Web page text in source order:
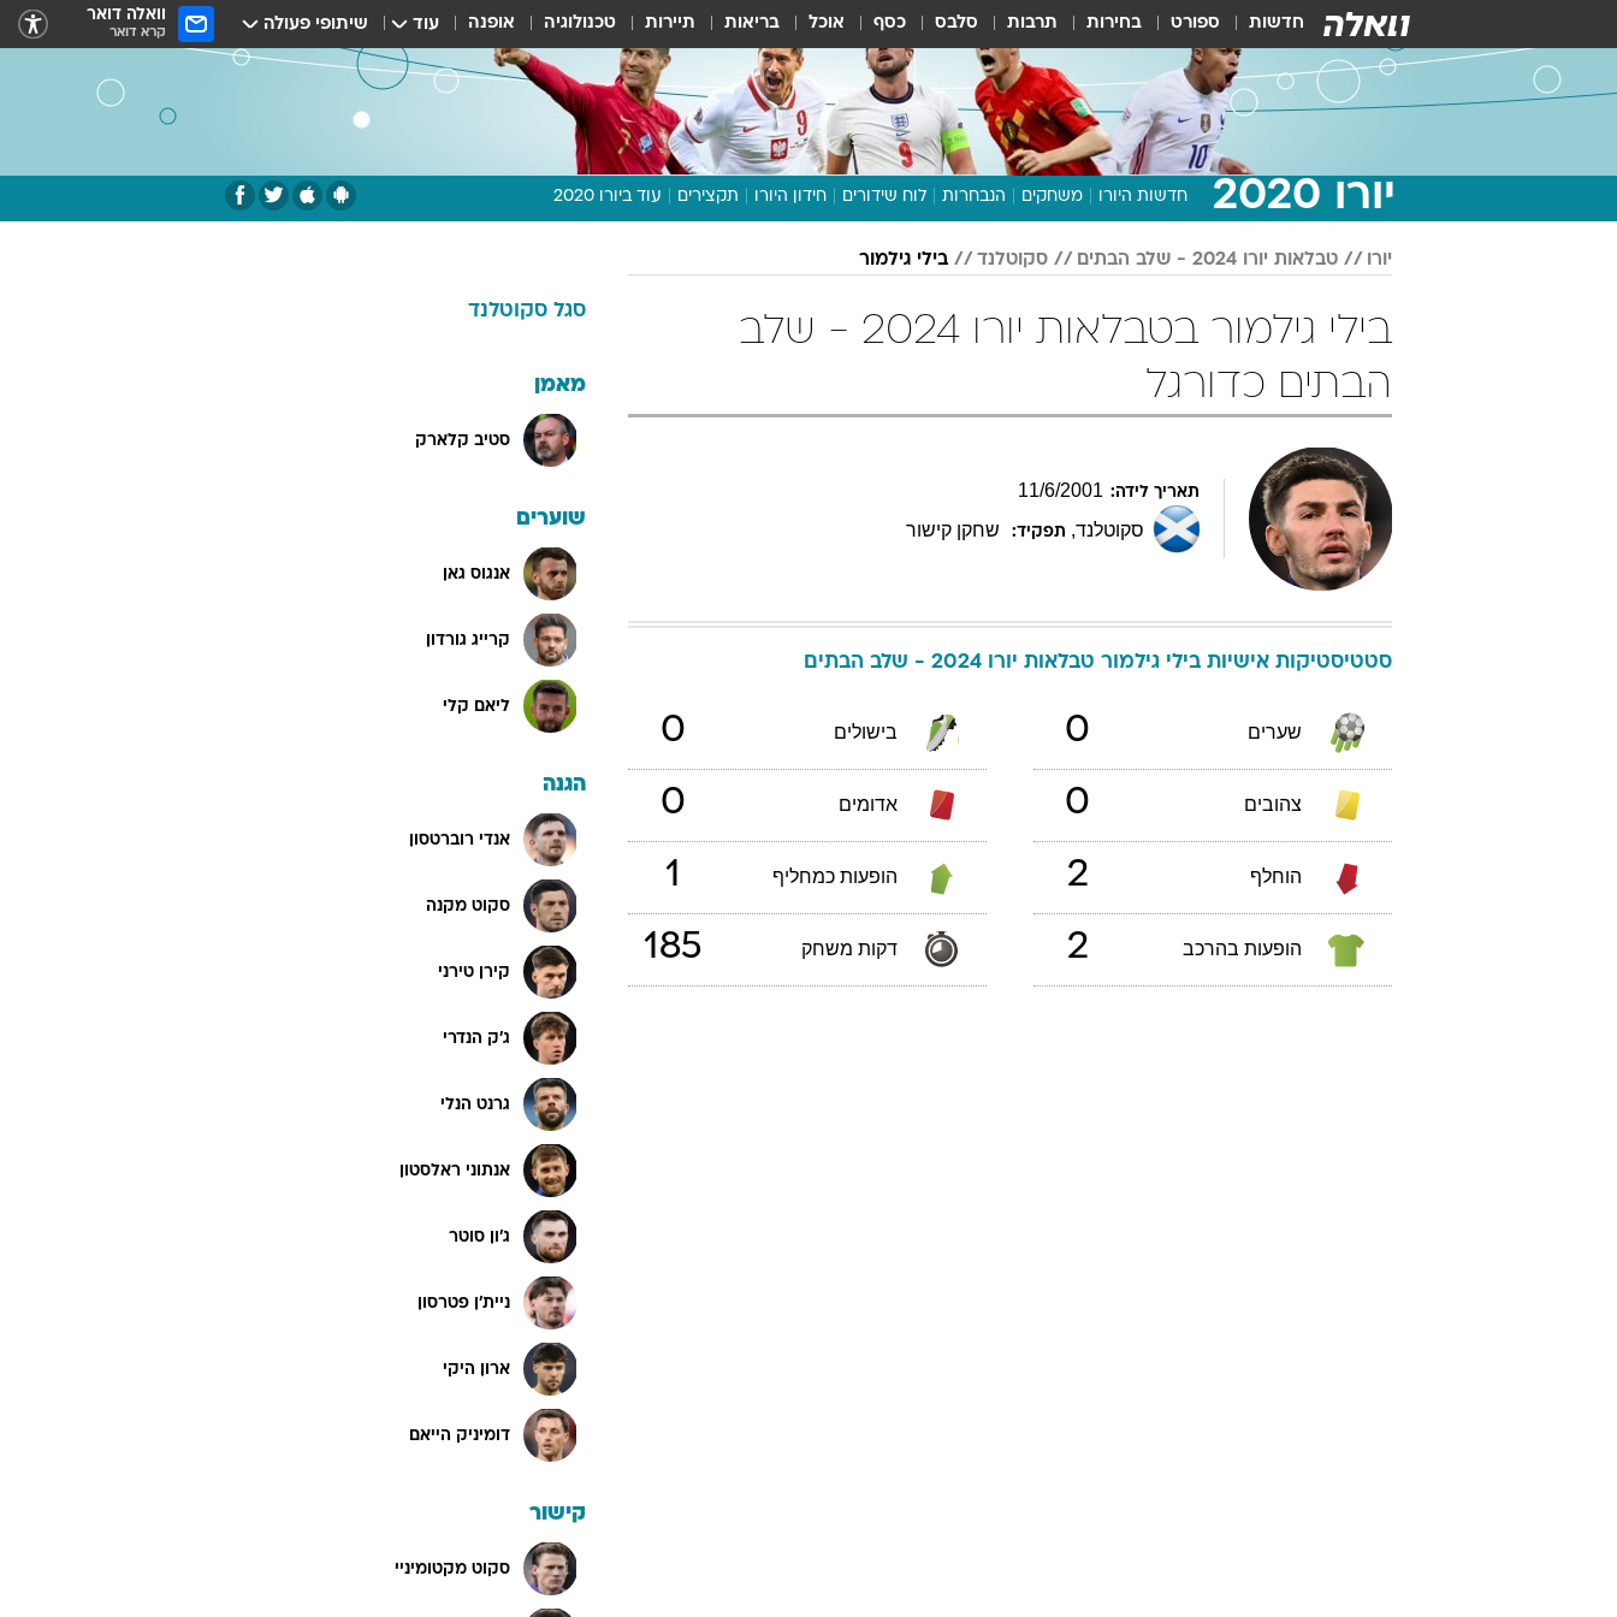
חדשות ספורט בחירות תרבות סלבס כסף אוכל בריאות תיירות טכנולוגיה אופנה עוד שיתופי פעולה וואלה דואר
קרא דואר
יורו 2020 חדשות היורו משחקים הנבחרות לוח שידורים חידון היורו תקצירים עוד ביורו 2020
תכנית היורו
דעות ופרשנויות
וואלה! ספורט
יורו טבלאות יורו 2024 - שלב הבתים סקוטלנד בילי גילמור
בילי גילמור בטבלאות יורו 2024 - שלב
הבתים כדורגל
תאריך לידה: 11/6/2001
סקוטלנד, תפקיד: שחקן קישור
סטטיסטיקות אישיות בילי גילמור טבלאות יורו 2024 - שלב הבתים
שערים 0 בישולים 0
צהובים 0 אדומים 0
הוחלף 2 הופעות כמחליף 1
הופעות בהרכב 2 דקות משחק 185
סגל סקוטלנד
מאמן
סטיב קלארק
שוערים
אנגוס גאן
קרייג גורדון
ליאם קלי
הגנה
אנדי רוברטסון
סקוט מקנה
קירן טירני
ג'ק הנדרי
גרנט הנלי
אנתוני ראלסטון
ג'ון סוטר
ניית'ן פטרסון
ארון היקי
דומיניק הייאם
קישור
סקוט מקטומיניי